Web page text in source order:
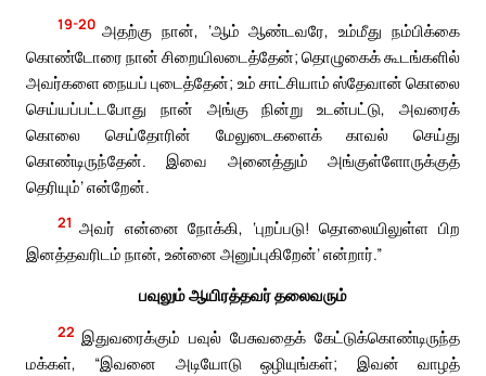
19-20 அதற்கு நான், ‘ஆம் ஆண்டவரே, உம்மீது நம்பிக்கை
கொண்டோரை நான் சிறையிலடைத்தேன்; தொழுகைக் கூடங்களில்
அவர்களை நையப் புடைத்தேன்; உம் சாட்சியாம் ஸ்தேவான் கொலை
செய்யப்பட்டபோது நான் அங்கு நின்று உடன்பட்டு, அவரைக்
கொலை செய்தோரின் மேலுடைகளைக் காவல் செய்து
கொண்டிருந்தேன். இவை அனைத்தும் அங்குள்ளோருக்குத்
தெரியும்’ என்றேன்.
21 அவர் என்னை நோக்கி, ‘புறப்படு! தொலையிலுள்ள பிற
இனத்தவரிடம் நான், உன்னை அனுப்புகிறேன்’ என்றார்.”
பவுலும் ஆயிரத்தவர் தலைவரும்
22 இதுவரைக்கும் பவுல் பேசுவதைக் கேட்டுக்கொண்டிருந்த
மக்கள், “இவனை அடியோடு ஒழியுங்கள்; இவன் வாழத்